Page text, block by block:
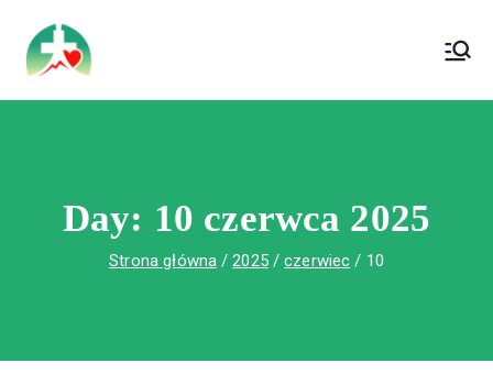
treści
Wojewódzki Szpital Specjalistyczny im.
Św. Rafała w Czerwonej Górze
Day: 10 czerwca 2025
Strona główna 2025 czerwiec 10